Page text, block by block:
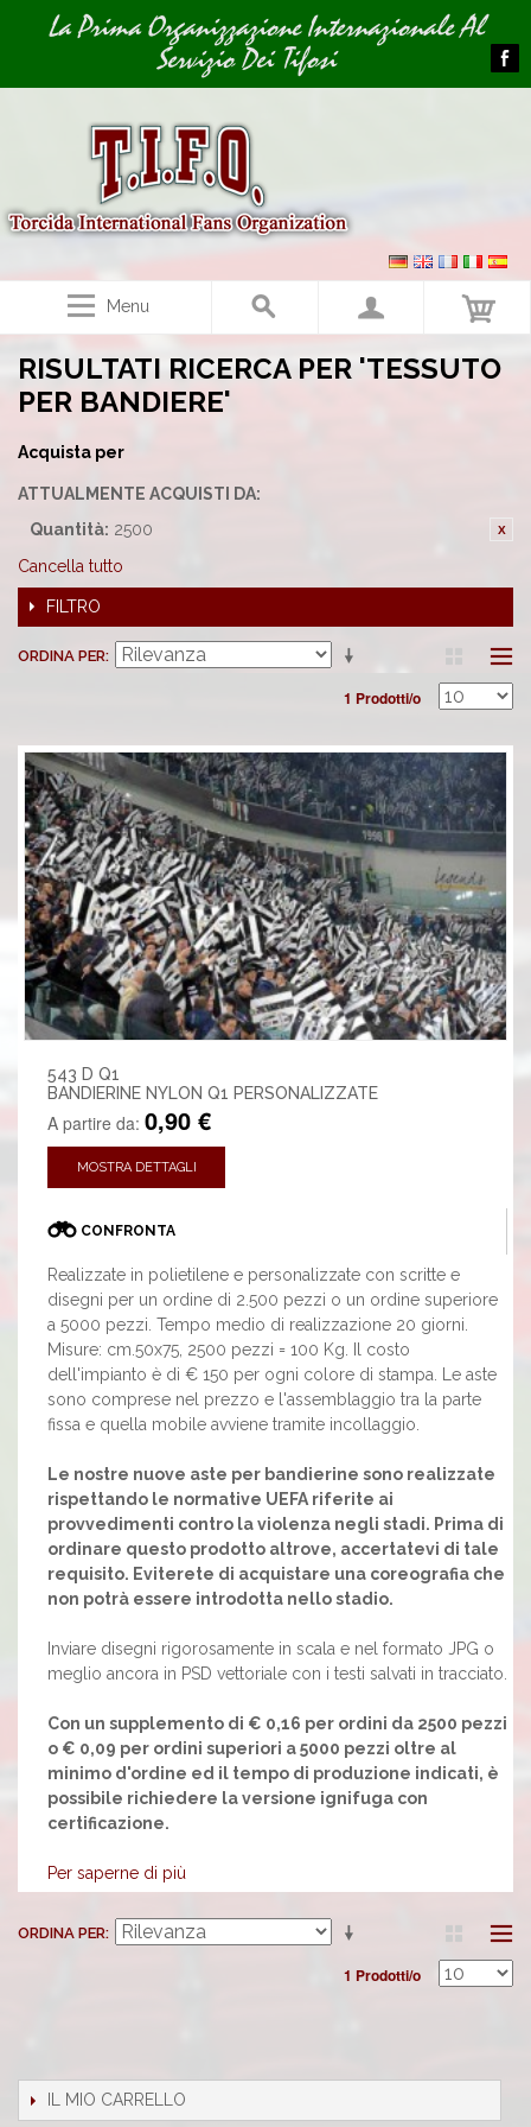
Image 01La Prima Organizzazione Internazionale Al
Servizio Dei Tifosi
Menu
RISULTATI RICERCA PER 'TESSUTO
PER BANDIERE'
Acquista per
ATTUALMENTE ACQUISTI DA:
Quantità: 2500
Cancella tutto
FILTRO
ORDINA PER
1 Prodotti/o
543 D Q1
BANDIERINE NYLON Q1 PERSONALIZZATE
A partire da: 0,90 €
MOSTRA DETTAGLI
CONFRONTA
Realizzate in polietilene e personalizzate con scritte e
disegni per un ordine di 2.500 pezzi o un ordine superiore
a 5000 pezzi. Tempo medio di realizzazione 20 giorni.
Misure: cm.50x75, 2500 pezzi = 100 Kg. Il costo
dell'impianto è di € 150 per ogni colore di stampa. Le aste
sono comprese nel prezzo e l'assemblaggio tra la parte
fissa e quella mobile avviene tramite incollaggio.
Le nostre nuove aste per bandierine sono realizzate
rispettando le normative UEFA riferite ai
provvedimenti contro la violenza negli stadi. Prima di
ordinare questo prodotto altrove, accertatevi di tale
requisito. Eviterete di acquistare una coreografia che
non potrà essere introdotta nello stadio.
Inviare disegni rigorosamente in scala e nel formato JPG o
meglio ancora in PSD vettoriale con i testi salvati in tracciato.
Con un supplemento di € 0,16 per ordini da 2500 pezzi
o € 0,09 per ordini superiori a 5000 pezzi oltre al
minimo d'ordine ed il tempo di produzione indicati, è
possibile richiedere la versione ignifuga con
certificazione.
Per saperne di più
ORDINA PER
1 Prodotti/o
IL MIO CARRELLO